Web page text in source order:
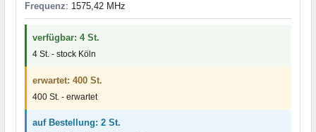
Frequenz: 1575,42 MHz
verfügbar: 4 St.
4 St. - stock Köln
erwartet: 400 St.
400 St. - erwartet
auf Bestellung: 2 St.